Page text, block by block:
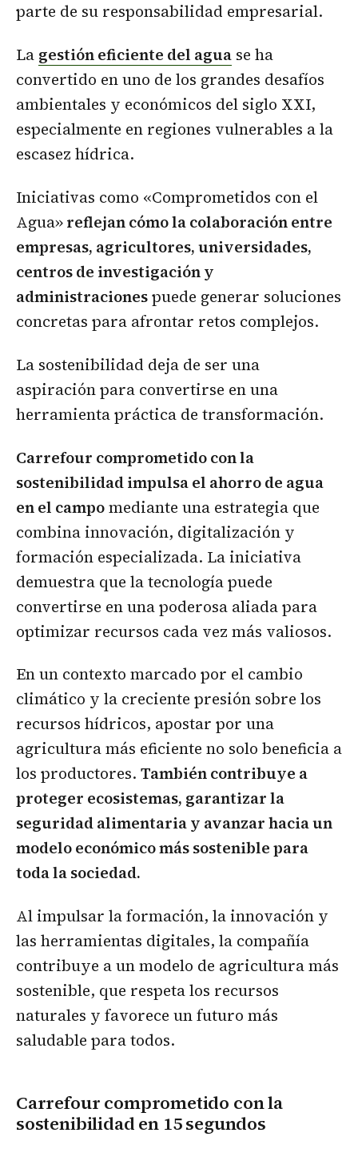
parte de su responsabilidad empresarial.
La gestión eficiente del agua se ha
convertido en uno de los grandes desafíos
ambientales y económicos del siglo XXI,
especialmente en regiones vulnerables a la
escasez hídrica.
Iniciativas como «Comprometidos con el
Agua»reflejan cómo la colaboración entre
empresas, agricultores, universidades,
centros de investigación y
administracionespuede generar soluciones
concretas para afrontar retos complejos.
La sostenibilidad deja de ser una
aspiración para convertirse en una
herramienta práctica de transformación.
Carrefour comprometido con la
sostenibilidad impulsa el ahorro de agua
en el campomediante una estrategia que
combina innovación, digitalización y
formación especializada. La iniciativa
demuestra que la tecnología puede
convertirse en una poderosa aliada para
optimizar recursos cada vez más valiosos.
En un contexto marcado por el cambio
climático y la creciente presión sobre los
recursos hídricos, apostar por una
agricultura más eficiente no solo beneficia a
los productores. También contribuye a
proteger ecosistemas, garantizar la
seguridad alimentaria y avanzar hacia un
modelo económico más sostenible para
toda la sociedad.
Al impulsar la formación, la innovación y
las herramientas digitales, la compañía
contribuye a un modelo de agricultura más
sostenible, que respeta los recursos
naturales y favorece un futuro más
saludable para todos.
Carrefour comprometido con la
sostenibilidad en 15 segundos